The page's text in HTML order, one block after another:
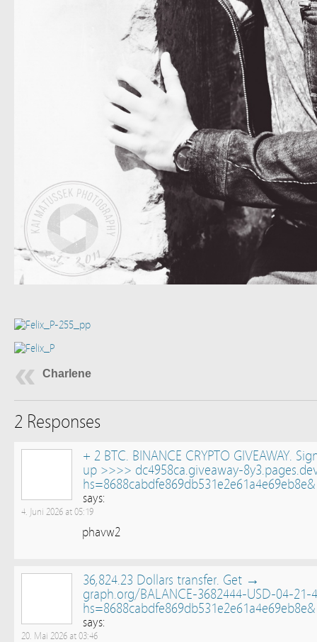
Charlene
2 Responses
+ 2 BTC. BINANCE CRYPTO GIVEAWAY.
up >>>> dc4958ca.giveaway-
hs=8688cabdfe869db531e2e61a4e69eb8e&
says:
4. Juni 2026 at 05:19
phavw2
36,824.23 Dollars transfer. Get →
graph.org/BALANCE-3682444-USD-04-21-
hs=8688cabdfe869db531e2e61a4e69eb8e&
says:
20. Mai 2026 at 03:46